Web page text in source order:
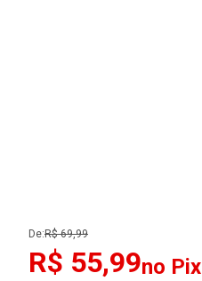
De:R$ 69,99
R$ 55,99no Pix